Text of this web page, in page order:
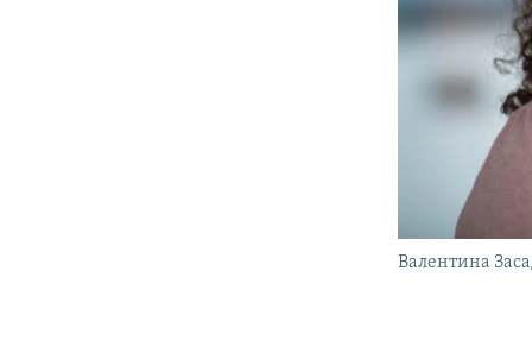
Валентина